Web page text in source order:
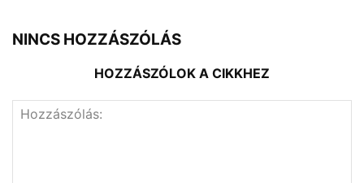
NINCS HOZZÁSZÓLÁS
HOZZÁSZÓLOK A CIKKHEZ